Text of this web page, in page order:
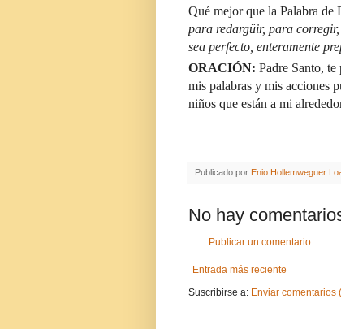
Qué mejor que la Palabra de
para redargüir, para
sea perfecto, enteramente
ORACIÓN: Padre Santo,
mis palabras y mis acciones
niños que están a mi
Publicado por Enio Hollemweguer
No hay
Publicar un comentario
Entrada más reciente
Suscribirse a: Enviar comentarios